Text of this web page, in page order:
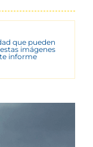
que pueden
imágenes
informe